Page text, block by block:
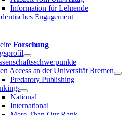
Information für Lehrende
Engagement
Forschung
Access an der Universität Bremen
Predatory Publishing
National
International